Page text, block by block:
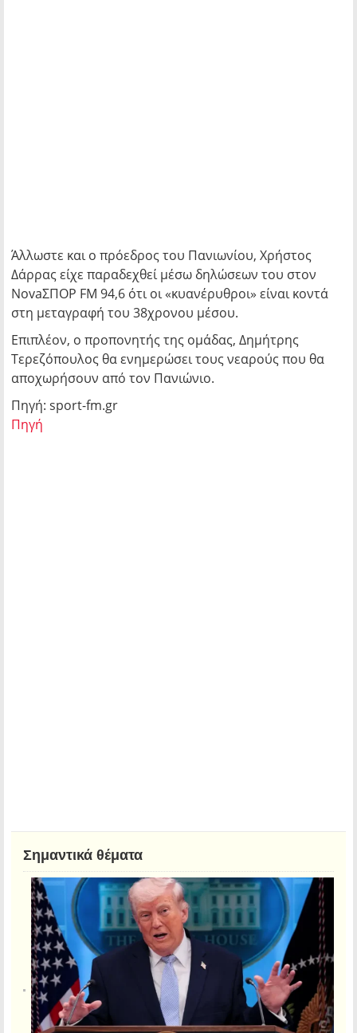
Άλλωστε και ο πρόεδρος του Πανιωνίου, Χρήστος
Δάρρας είχε παραδεχθεί μέσω δηλώσεων του στον
NovaΣΠΟΡ FM 94,6 ότι οι «κυανέρυθροι» είναι κοντά
στη μεταγραφή του 38χρονου μέσου.
Επιπλέον, ο προπονητής της ομάδας, Δημήτρης
Τερεζόπουλος θα ενημερώσει τους νεαρούς που θα
αποχωρήσουν από τον Πανιώνιο.
Πηγή: sport-fm.gr
Πηγή
Σημαντικά θέματα